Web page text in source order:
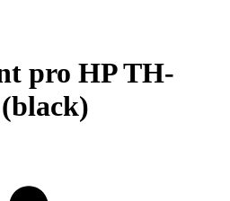
pro HP TH-